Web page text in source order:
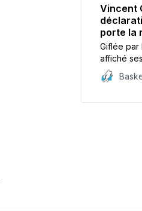
Vincent
porte la
Giflée par
affiché